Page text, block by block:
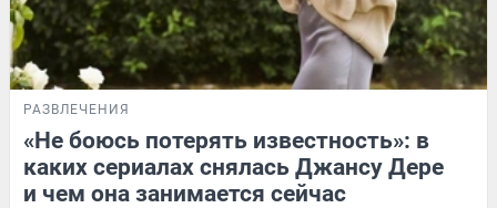
РАЗВЛЕЧЕНИЯ
«Не боюсь потерять известность»: в
каких сериалах снялась Джансу Дере
и чем она занимается сейчас